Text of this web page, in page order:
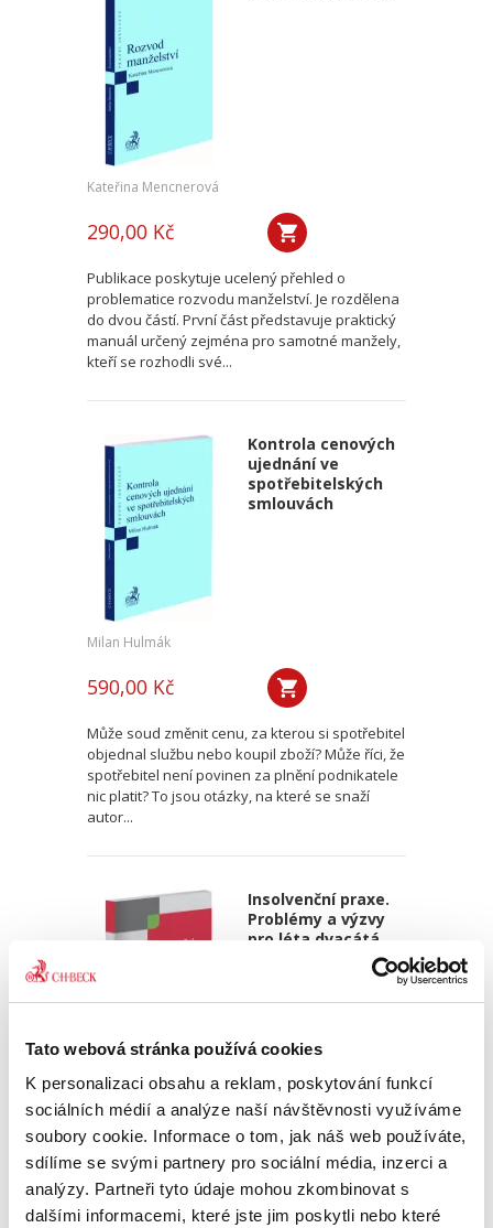
Tato webová stránka používá cookies
K personalizaci obsahu a reklam, poskytování funkcí
sociálních médií a analýze naší návštěvnosti využíváme
soubory cookie. Informace o tom, jak náš web používáte,
sdílíme se svými partnery pro sociální média, inzerci a
analýzy. Partneři tyto údaje mohou zkombinovat s
dalšími informacemi, které jste jim poskytli nebo které
Kateřina Mencnerová
290,00 Kč
Publikace poskytuje ucelený přehled o
problematice rozvodu manželství. Je rozdělena
do dvou částí. První část představuje praktický
manuál určený zejména pro samotné manžely,
kteří se rozhodli své...
Kontrola cenových
ujednání ve
spotřebitelských
smlouvách
Milan Hulmák
590,00 Kč
Může soud změnit cenu, za kterou si spotřebitel
objednal službu nebo koupil zboží? Může říci, že
spotřebitel není povinen za plnění podnikatele
nic platit? To jsou otázky, na které se snaží
autor...
Insolvenční praxe.
Problémy a výzvy
pro léta dvacátá
Michal Kuděj , Bohumil Havel
390,00 Kč
Kniha obsahuje patnáct vzájemně provázaných
studií zabývajících se různými aspekty